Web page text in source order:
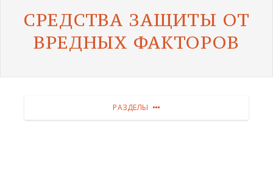
СРЕДСТВА ЗАЩИТЫ ОТ
ВРЕДНЫХ ФАКТОРОВ
РАЗДЕЛЫ